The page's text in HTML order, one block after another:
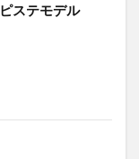
ステモデル